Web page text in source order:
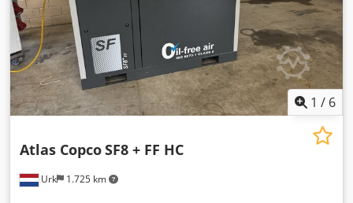
1 / 6
Urk 1.725 km
Atlas CopcoSF8 + FF HC